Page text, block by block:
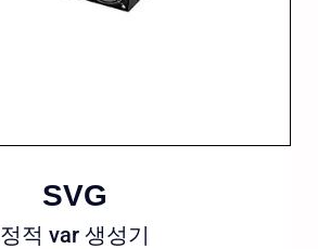
SVG
정적 var 생성기